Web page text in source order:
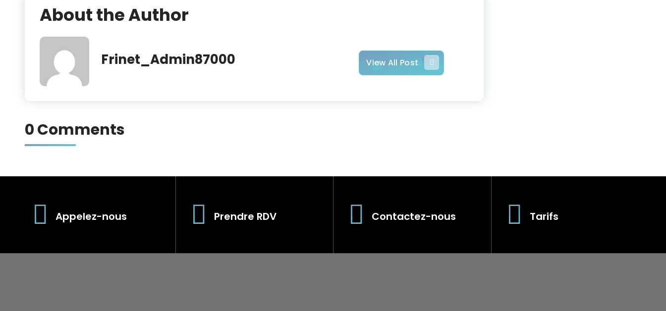
About the Author
Frinet_Admin87000 View All Post
0 Comments
Appelez-nous Prendre RDV Contactez-nous Tarifs